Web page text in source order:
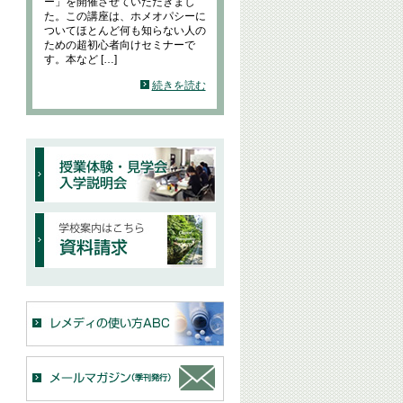
た。この講座は、ホメオパシーに
ついてほとんど何も知らない人の
ための超初心者向けセミナーで
す。本など […]
続きを読む